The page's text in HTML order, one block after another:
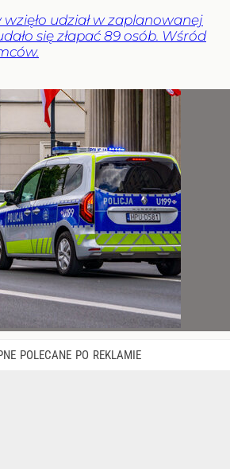
udział w zaplanowanej
się złapać 89 osób. Wśród